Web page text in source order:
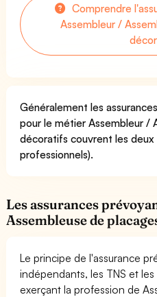
Comprendre
Assembleur /
Généralement les
pour le métier Assembleur /
décoratifs couvrent les
professionnels).
Les assurances
Assembleuse de
Le principe de l'assurance
indépendants, les TNS et
exerçant la profession de